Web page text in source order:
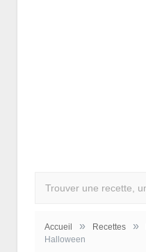
Accueil » Recettes »
Halloween